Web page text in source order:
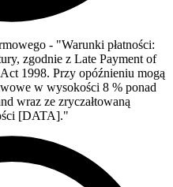
- "Warunki płatności:
zgodnie z Late Payment of
1998. Przy opóźnieniu mogą
w wysokości 8 % ponad
wraz ze zryczałtowaną
[DATA]."